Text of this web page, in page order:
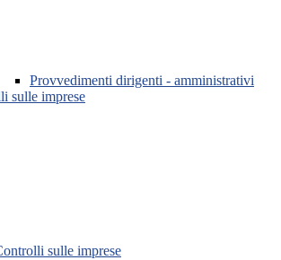
Provvedimenti dirigenti - amministrativi
sulle imprese
sulle imprese